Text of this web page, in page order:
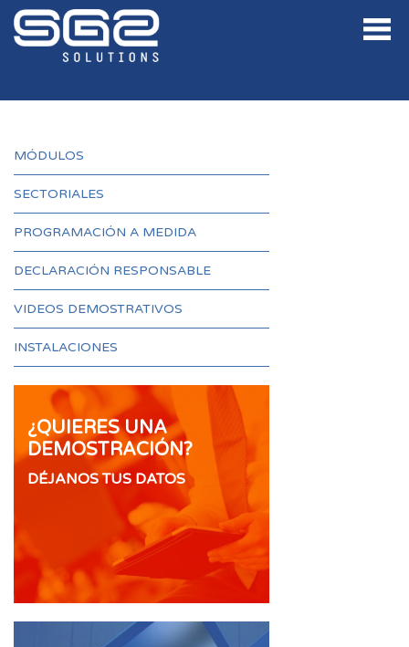
MÓDULOS
SECTORIALES
PROGRAMACIÓN A MEDIDA
DECLARACIÓN RESPONSABLE
VIDEOS DEMOSTRATIVOS
INSTALACIONES
¿QUIERES UNA
DEMOSTRACIÓN?
DÉJANOS TUS DATOS